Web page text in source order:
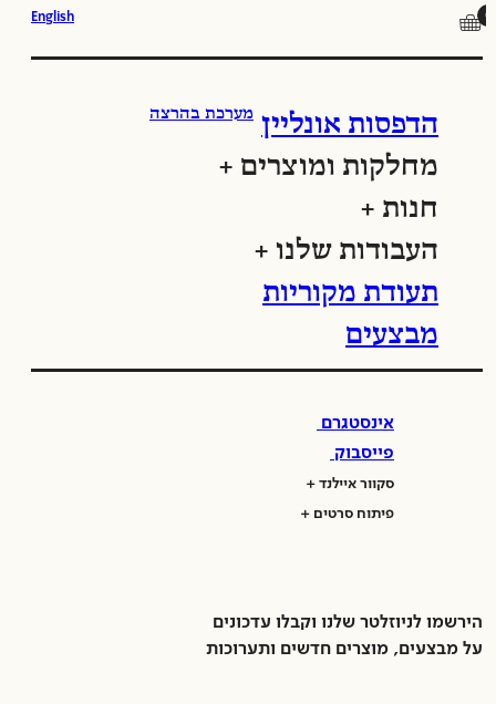
🛒 0
English
הדפסות אונליין מערכת בהרצה
מחלקות ומוצרים
חנות
העבודות שלנו
תעודת מקוריות
מבצעים
אינסטגרם
פייסבוק
סקוור איילנד
פיתוח סרטים
הירשמו לניוזלטר שלנו וקבלו עדכונים
על מבצעים, מוצרים חדשים ותערוכות